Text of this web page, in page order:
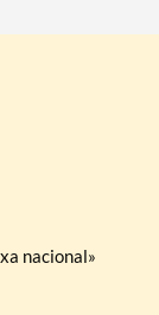
nacional»